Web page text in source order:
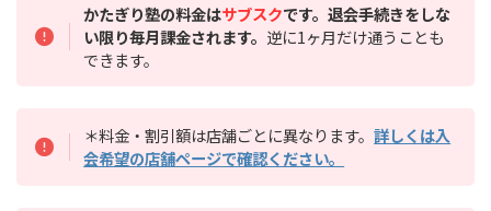
かたぎり塾の料金はサブスクです。退会手続きをしな
い限り毎月課金されます。 逆に1ヶ月だけ通うことも
できます。
＊料金・割引額は店舗ごとに異なります。詳しくは入
会希望の店舗ページで確認ください。